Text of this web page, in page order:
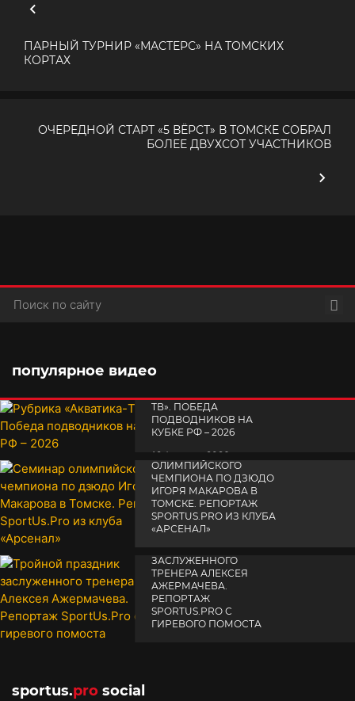
ПАРНЫЙ ТУРНИР «МАСТЕРС» НА ТОМСКИХ
КОРТАХ
ОЧЕРЕДНОЙ СТАРТ «5 ВЁРСТ» В ТОМСКЕ СОБРАЛ
БОЛЕЕ ДВУХСОТ УЧАСТНИКОВ
популярное видео
TВ». ПОБЕДА
ПОДВОДНИКОВ НА
КУБКЕ РФ – 2026
19 февраля 2026
СЕМИНАР
ОЛИМПИЙСКОГО
ЧЕМПИОНА ПО ДЗЮДО
ИГОРЯ МАКАРОВА В
ТОМСКЕ. РЕПОРТАЖ
SPORTUS.PRO ИЗ КЛУБА
«АРСЕНАЛ»
ЗАСЛУЖЕННОГО
ТРЕНЕРА АЛЕКСЕЯ
АЖЕРМАЧЕВА.
РЕПОРТАЖ
SPORTUS.PRO С
ГИРЕВОГО ПОМОСТА
sportus.pro social